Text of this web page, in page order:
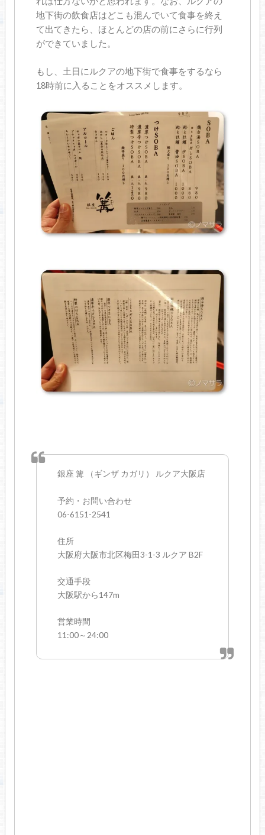
地下街の飲食店はどこも混んでいて食事を終え
て出てきたら、ほとんどの店の前にさらに行列
ができていました。
もし、土日にルクアの地下街で食事をするなら
18時前に入ることをオススメします。
銀座 篝 （ギンザ カガリ） ルクア大阪店
予約・お問い合わせ
06-6151-2541
住所
大阪府大阪市北区梅田3-1-3 ルクア B2F
交通手段
大阪駅から147m
営業時間
11:00～24:00